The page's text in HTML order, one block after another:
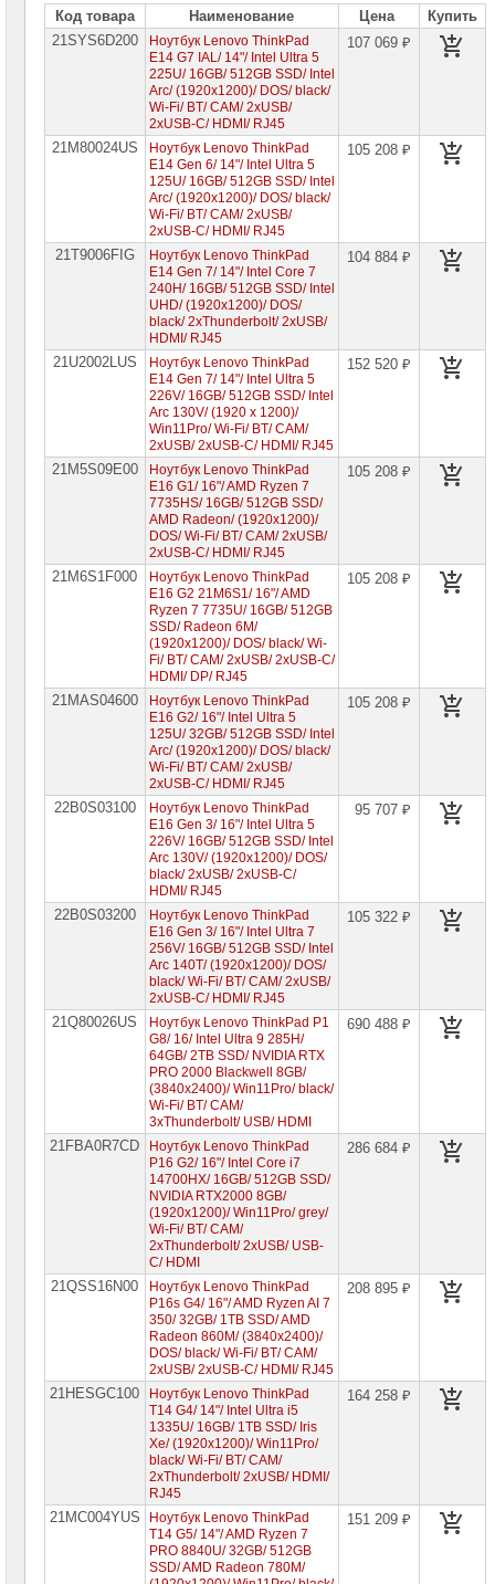
Ноутбуки
Asus
HP
Lenovo
IdeaPad
Lenovo
Lenovo
Yoga
Ноутбуки
Моноблоки
Активное
сетевое
данных
Код товара Наименование Цена
Купить
21SYS6D200
Ноутбук Lenovo ThinkPad
E14 G7 IAL/ 14"/ Intel Ultra 5
225U/ 16GB/ 512GB SSD/ Intel
Arc/ (1920х1200)/ DOS/ black/
Wi-Fi/ BT/ CAM/ 2xUSB/
2xUSB-C/ HDMI/ RJ45
107 069 ₽
21M80024US
Ноутбук Lenovo ThinkPad
E14 Gen 6/ 14"/ Intel Ultra 5
125U/ 16GB/ 512GB SSD/ Intel
Arc/ (1920x1200)/ DOS/ black/
Wi-Fi/ BT/ CAM/ 2xUSB/
2xUSB-C/ HDMI/ RJ45
105 208 ₽
21T9006FIG
Ноутбук Lenovo ThinkPad
E14 Gen 7/ 14"/ Intel Core 7
240H/ 16GB/ 512GB SSD/ Intel
UHD/ (1920x1200)/ DOS/
black/ 2xThunderbolt/ 2xUSB/
HDMI/ RJ45
104 884 ₽
21U2002LUS
Ноутбук Lenovo ThinkPad
E14 Gen 7/ 14"/ Intel Ultra 5
226V/ 16GB/ 512GB SSD/ Intel
Arc 130V/ (1920 x 1200)/
Win11Pro/ Wi-Fi/ BT/ CAM/
2xUSB/ 2xUSB-C/ HDMI/ RJ45
152 520 ₽
21M5S09E00
Ноутбук Lenovo ThinkPad
E16 G1/ 16"/ AMD Ryzen 7
7735HS/ 16GB/ 512GB SSD/
AMD Radeon/ (1920x1200)/
DOS/ Wi-Fi/ BT/ CAM/ 2xUSB/
2xUSB-C/ HDMI/ RJ45
105 208 ₽
21M6S1F000
Ноутбук Lenovo ThinkPad
E16 G2 21M6S1/ 16"/ AMD
Ryzen 7 7735U/ 16GB/ 512GB
SSD/ Radeon 6M/
(1920x1200)/ DOS/ black/ Wi-
Fi/ BT/ CAM/ 2xUSB/ 2xUSB-C/
HDMI/ DP/ RJ45
105 208 ₽
21MAS04600
Ноутбук Lenovo ThinkPad
E16 G2/ 16"/ Intel Ultra 5
125U/ 32GB/ 512GB SSD/ Intel
Arc/ (1920x1200)/ DOS/ black/
Wi-Fi/ BT/ CAM/ 2xUSB/
2xUSB-C/ HDMI/ RJ45
105 208 ₽
22B0S03100
Ноутбук Lenovo ThinkPad
E16 Gen 3/ 16"/ Intel Ultra 5
226V/ 16GB/ 512GB SSD/ Intel
Arc 130V/ (1920x1200)/ DOS/
black/ 2xUSB/ 2xUSB-C/
HDMI/ RJ45
95 707 ₽
22B0S03200
Ноутбук Lenovo ThinkPad
E16 Gen 3/ 16"/ Intel Ultra 7
256V/ 16GB/ 512GB SSD/ Intel
Arc 140T/ (1920x1200)/ DOS/
black/ Wi-Fi/ BT/ CAM/ 2xUSB/
2xUSB-C/ HDMI/ RJ45
105 322 ₽
21Q80026US
Ноутбук Lenovo ThinkPad P1
G8/ 16/ Intel Ultra 9 285H/
64GB/ 2TB SSD/ NVIDIA RTX
PRO 2000 Blackwell 8GB/
(3840x2400)/ Win11Pro/ black/
Wi-Fi/ BT/ CAM/
3xThunderbolt/ USB/ HDMI
690 488 ₽
21FBA0R7CD
Ноутбук Lenovo ThinkPad
P16 G2/ 16"/ Intel Core i7
14700HX/ 16GB/ 512GB SSD/
NVIDIA RTX2000 8GB/
(1920x1200)/ Win11Pro/ grey/
Wi-Fi/ BT/ CAM/
2xThunderbolt/ 2xUSB/ USB-
C/ HDMI
286 684 ₽
21QSS16N00
Ноутбук Lenovo ThinkPad
P16s G4/ 16"/ AMD Ryzen AI 7
350/ 32GB/ 1TB SSD/ AMD
Radeon 860M/ (3840x2400)/
DOS/ black/ Wi-Fi/ BT/ CAM/
2xUSB/ 2xUSB-C/ HDMI/ RJ45
208 895 ₽
21HESGC100
Ноутбук Lenovo ThinkPad
T14 G4/ 14"/ Intel Ultra i5
1335U/ 16GB/ 1TB SSD/ Iris
Xe/ (1920x1200)/ Win11Pro/
black/ Wi-Fi/ BT/ CAM/
2xThunderbolt/ 2xUSB/ HDMI/
RJ45
164 258 ₽
21MC004YUS
Ноутбук Lenovo ThinkPad
T14 G5/ 14"/ AMD Ryzen 7
PRO 8840U/ 32GB/ 512GB
SSD/ AMD Radeon 780M/
151 209 ₽